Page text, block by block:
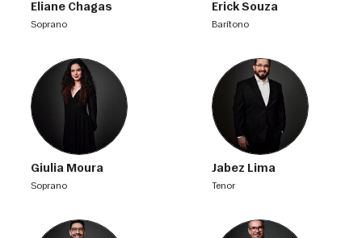
Eliane Chagas
soprano
Erick Souza
barítono
Giulia Moura
soprano
Jabez Lima
tenor